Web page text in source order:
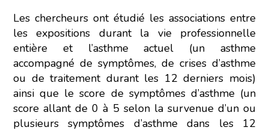
Les chercheurs ont étudié les associations entre
les expositions durant la vie professionnelle
entière et l’asthme actuel (un asthme
accompagné de symptômes, de crises d’asthme
ou de traitement durant les 12 derniers mois)
ainsi que le score de symptômes d’asthme (un
score allant de 0 à 5 selon la survenue d’un ou
plusieurs symptômes d’asthme dans les 12